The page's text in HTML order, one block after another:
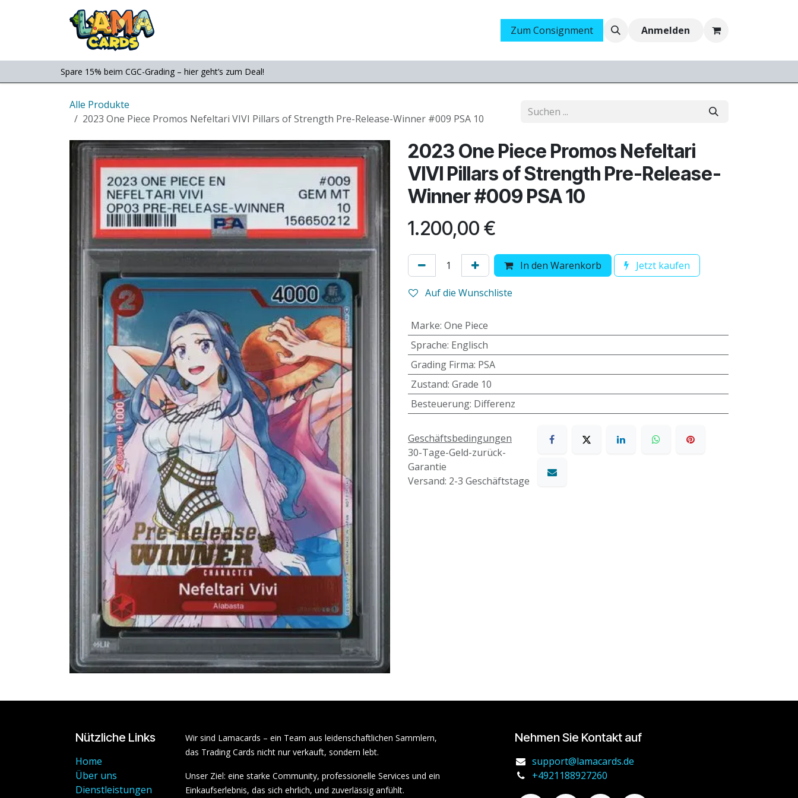
Zum Inhalt springen
Messen Ankauf Jobs
Zum Consignment Anmelden
Spare 15% beim CGC-Grading – hier geht’s zum Deal!
Alle Produkte
2023 One Piece Promos Nefeltari VIVI Pillars of Strength Pre-Release-Winner #009 PSA 10
2023 One Piece Promos Nefeltari
VIVI Pillars of Strength Pre-Release-
Winner #009 PSA 10
1.200,00 €
In den Warenkorb Jetzt kaufen
Auf die Wunschliste
Marke: One Piece
Sprache: Englisch
Grading Firma: PSA
Zustand: Grade 10
Besteuerung: Differenz
Geschäftsbedingungen
30-Tage-Geld-zurück-
Garantie
Versand: 2-3 Geschäftstage
Nützliche Links
Home
Über uns
Dienstleistungen
Nehmen Sie Kontakt auf
support@lamacards.de
+4921188927260
Wir sind Lamacards – ein Team aus leidenschaftlichen Sammlern,
das Trading Cards nicht nur verkauft, sondern lebt.
Unser Ziel: eine starke Community, professionelle Services und ein
Einkaufserlebnis, das sich ehrlich, und zuverlässig anfühlt.